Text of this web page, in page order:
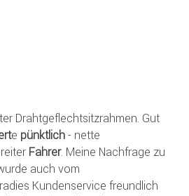
Drahtgeflechtsitzrahmen. Gut
e pünktlich - nette
Fahrer. Meine Nachfrage zu
auch vom
Kundenservice freundlich